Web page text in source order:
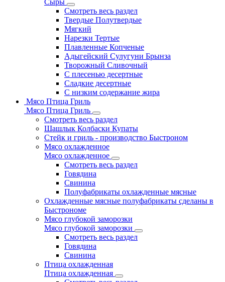
Сыры
Смотреть весь раздел
Твердые Полутвердые
Мягкий
Нарезки Тертые
Плавленные Копченые
Адыгейский Сулугуни Брынза
Творожный Сливочный
С плесенью десертные
Сладкие десертные
С низким содержание жира
Мясо Птица Гриль
Мясо Птица Гриль
Смотреть весь раздел
Шашлык Колбаски Купаты
Стейк и гриль - производство Быстроном
Мясо охлажденное
Мясо охлажденное
Смотреть весь раздел
Говядина
Свинина
Полуфабрикаты охлажденные мясные
Охлажденные мясные полуфабрикаты сделаны в
Быстрономе
Мясо глубокой заморозки
Мясо глубокой заморозки
Смотреть весь раздел
Говядина
Свинина
Птица охлажденная
Птица охлажденная